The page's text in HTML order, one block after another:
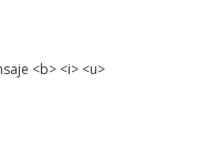
<b> <i> <u>